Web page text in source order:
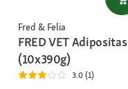
Fred & Felia
FRED VET Adipositas
(10x390g)
3.0 (1)